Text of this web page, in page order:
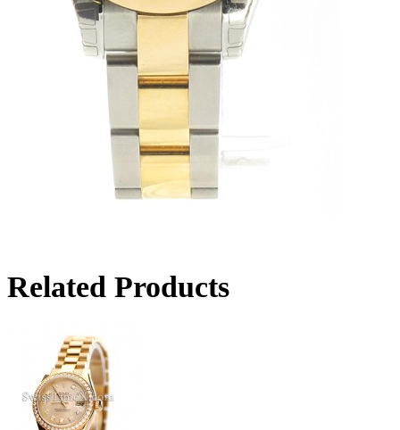
Related Products